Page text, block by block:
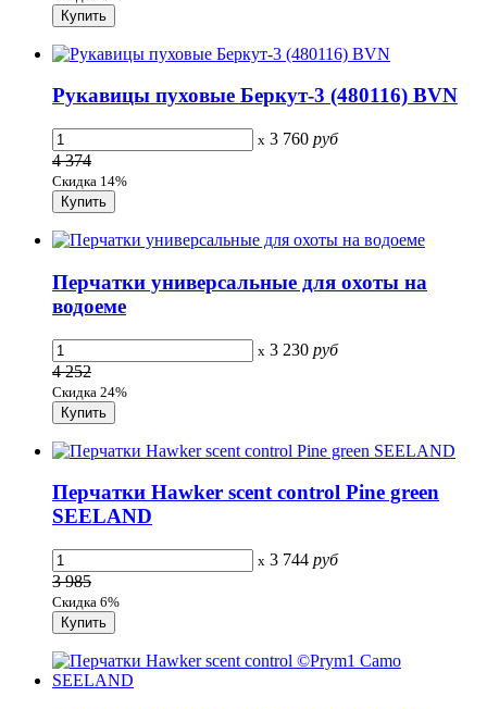
Рукавицы пуховые Беркут-3 (480116) BVN
x 3 760 руб
4 374
Скидка 14%
Перчатки универсальные для охоты на
водоеме
x 3 230 руб
4 252
Скидка 24%
Перчатки Hawker scent control Pine green
SEELAND
x 3 744 руб
3 985
Скидка 6%